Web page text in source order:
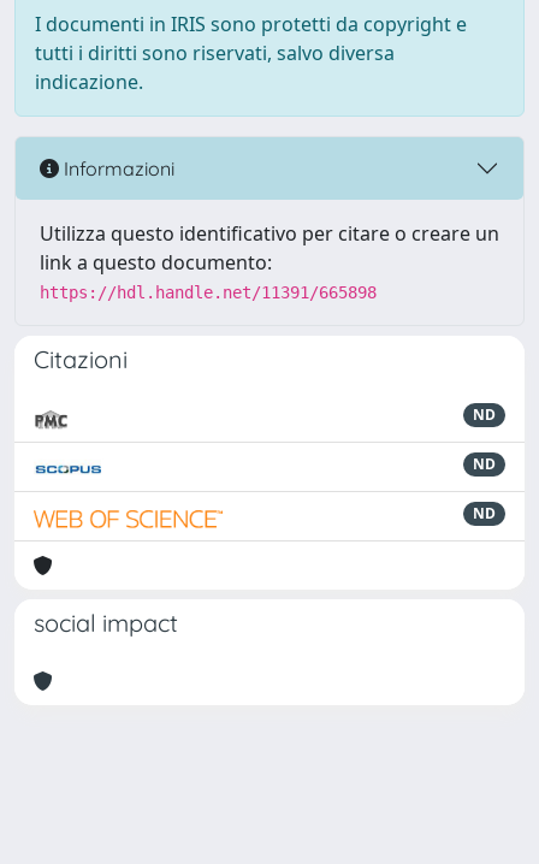
I documenti in IRIS sono protetti da copyright e
tutti i diritti sono riservati, salvo diversa
indicazione.
Informazioni
Utilizza questo identificativo per citare o creare un
link a questo documento:
https://hdl.handle.net/11391/665898
Citazioni
ND
ND
ND
social impact